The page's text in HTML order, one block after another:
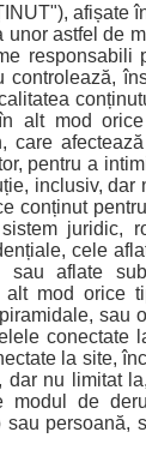
afișate
astfel de
responsabili
alt mod
care
pentru a
inclusiv, dar
conținut
juridic,
cele
aflate
mod orice
sau
conectate
la site,
nu limitat
modul de
persoană,